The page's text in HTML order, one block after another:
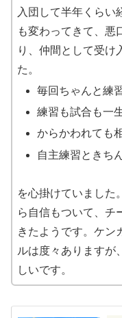
入団して半年くらい
も変わってきて、悪
り、仲間として受け
た。
毎回ちゃんと練
練習も試合も一
からかわれても
自主練習ときち
を心掛けていました
ら自信もついて、チ
きたようです。ケン
ルは度々ありますが
しいです。